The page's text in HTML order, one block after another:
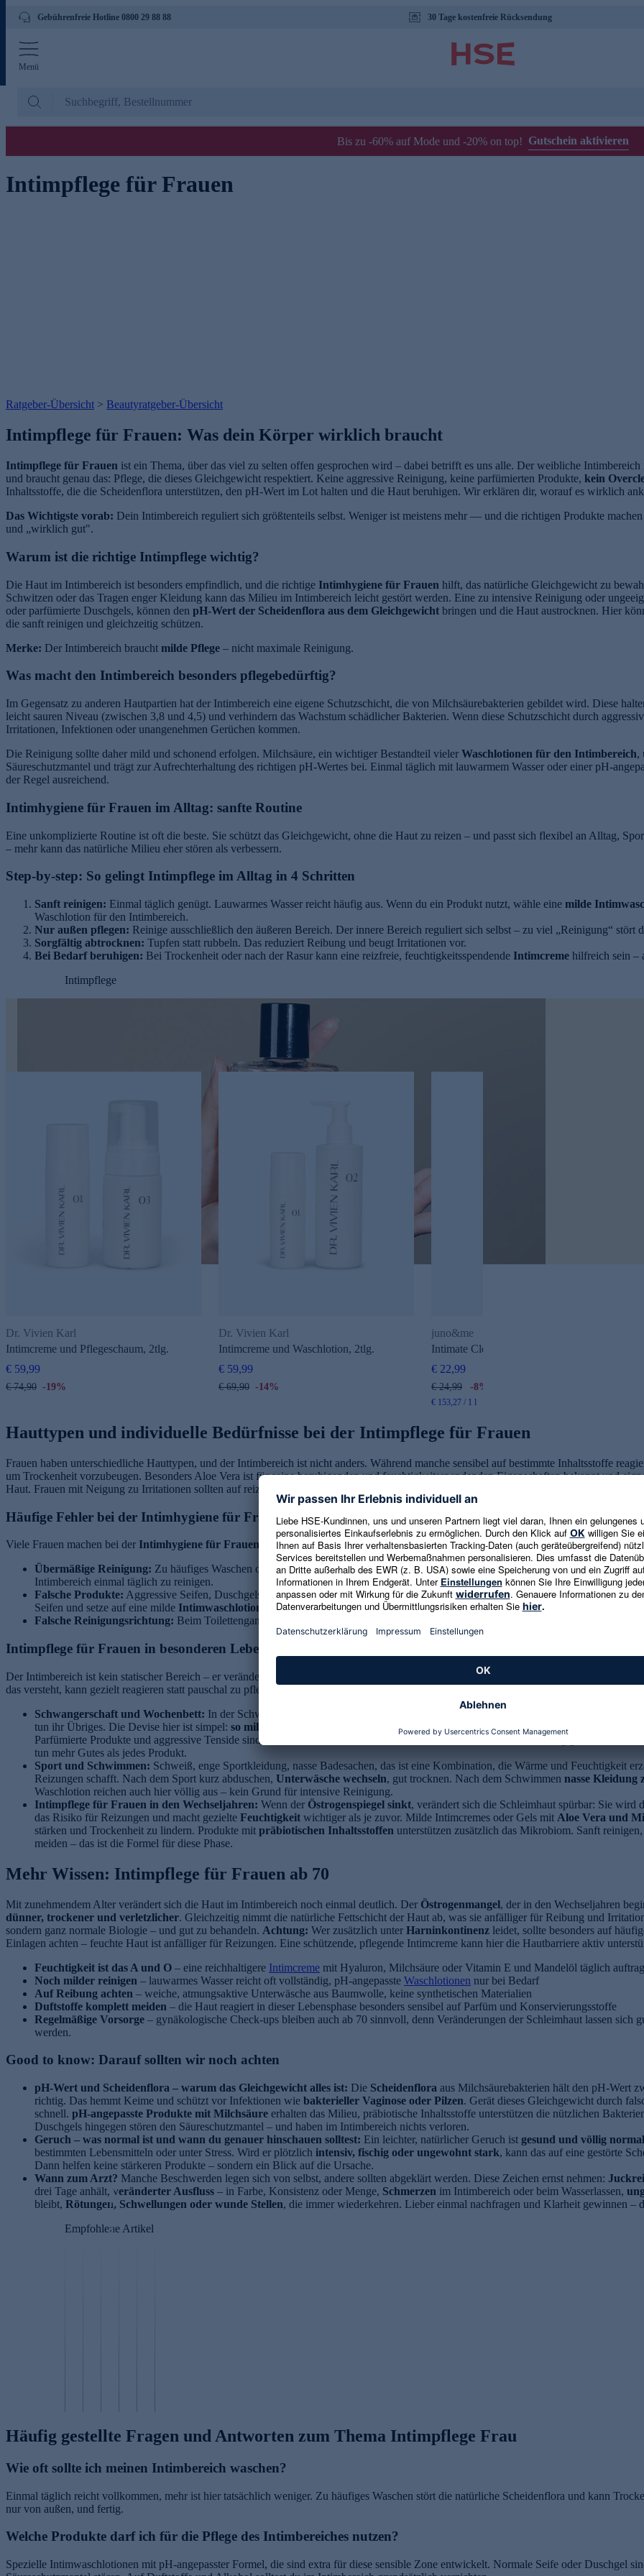
Gebührenfreie Hotline 0800 29 88 88 30 Tage kostenfreie Rücksendung
Menü
Bis zu -60% auf Mode und -20% on top! Gutschein aktivieren
Intimpflege für Frauen
Ratgeber-Übersicht > Beautyratgeber-Übersicht
Intimpflege für Frauen: Was dein Körper wirklich braucht
Intimpflege für Frauen ist ein Thema, über das viel zu selten offen gesprochen wird – dabei betrifft es uns alle. Der weibliche Intimbereich
und braucht genau das: Pflege, die dieses Gleichgewicht respektiert. Keine aggressive Reinigung, keine parfümierten Produkte, kein
Inhaltsstoffe, die die Scheidenflora unterstützen, den pH-Wert im Lot halten und die Haut beruhigen. Wir erklären dir, worauf es wirklich
Das Wichtigste vorab: Dein Intimbereich reguliert sich größtenteils selbst. Weniger ist meistens mehr — und die richtigen Produkte
und „wirklich gut".
Warum ist die richtige Intimpflege wichtig?
Die Haut im Intimbereich ist besonders empfindlich, und die richtige Intimhygiene für Frauen hilft, das natürliche Gleichgewicht zu
Schwitzen oder das Tragen enger Kleidung kann das Milieu im Intimbereich leicht gestört werden. Eine zu intensive Reinigung oder
oder parfümierte Duschgels, können den pH-Wert der Scheidenflora aus dem Gleichgewicht bringen und die Haut austrocknen. Hier
die sanft reinigen und gleichzeitig schützen.
Merke: Der Intimbereich braucht milde Pflege – nicht maximale Reinigung.
Was macht den Intimbereich besonders pflegebedürftig?
Im Gegensatz zu anderen Hautpartien hat der Intimbereich eine eigene Schutzschicht, die von Milchsäurebakterien gebildet wird. Diese
leicht sauren Niveau (zwischen 3,8 und 4,5) und verhindern das Wachstum schädlicher Bakterien. Wenn diese Schutzschicht durch
Irritationen, Infektionen oder unangenehmen Gerüchen kommen.
Die Reinigung sollte daher mild und schonend erfolgen. Milchsäure, ein wichtiger Bestandteil vieler Waschlotionen für den Intimbereich,
Säureschutzmantel und trägt zur Aufrechterhaltung des richtigen pH-Wertes bei. Einmal täglich mit lauwarmem Wasser oder einer pH-
der Regel ausreichend.
Intimhygiene für Frauen im Alltag: sanfte Routine
Eine unkomplizierte Routine ist oft die beste. Sie schützt das Gleichgewicht, ohne die Haut zu reizen – und passt sich flexibel an Alltag,
– mehr kann das natürliche Milieu eher stören als verbessern.
Step-by-step: So gelingt Intimpflege im Alltag in 4 Schritten
Sanft reinigen: Einmal täglich genügt. Lauwarmes Wasser reicht häufig aus. Wenn du ein Produkt nutzt, wähle eine milde
Waschlotion für den Intimbereich.
Nur außen pflegen: Reinige ausschließlich den äußeren Bereich. Der innere Bereich reguliert sich selbst – zu viel „Reinigung“ stört
Sorgfältig abtrocknen: Tupfen statt rubbeln. Das reduziert Reibung und beugt Irritationen vor.
Bei Bedarf beruhigen: Bei Trockenheit oder nach der Rasur kann eine reizfreie, feuchtigkeitsspendende Intimcreme hilfreich sein –
Intimpflege
Dr. Vivien Karl
Intimcreme und Pflegeschaum, 2tlg.
€ 59,99
€ 74,90 -19%
Dr. Vivien Karl
Intimcreme und Waschlotion, 2tlg.
€ 59,99
€ 69,90 -14%
juno&me
Intimate Cleansing Foam
€ 22,99
€ 24,99 -8%
€ 153,27 / 1 l
Hauttypen und individuelle Bedürfnisse bei der Intimpflege für Frauen
Frauen haben unterschiedliche Hauttypen, und der Intimbereich ist nicht anders. Während manche sensibel auf bestimmte Inhaltsstoffe
um Trockenheit vorzubeugen. Besonders Aloe Vera ist für seine beruhigenden und feuchtigkeitsspendenden Eigenschaften bekannt und
Haut. Frauen mit Neigung zu Irritationen sollten auf reizfreie
Häufige Fehler bei der Intimhygiene für Frauen
Viele Frauen machen bei der Intimhygiene für Frauen unbewusst Fehler, die zu Irritationen oder sogar Infektionen führen können. Zu den
Übermäßige Reinigung: Zu häufiges Waschen oder die Verwendung ungeeigneter Produkte kann die Haut austrocknen und die
Intimbereich einmal täglich zu reinigen.
Falsche Produkte: Aggressive Seifen, Duschgels oder parfümierte Produkte können denpH-Wert im Intimbereich
Seifen und setze auf eine milde Intimwaschlotion
oder pH-angepasste Waschlotion für den Intimbereich.
Falsche Reinigungsrichtung: Beim Toilettengang immer von vorne nach hinten wischen, um zu verhindern, dass Bakterien vom
Intimpflege für Frauen in besonderen Lebensphasen
Der Intimbereich ist kein statischer Bereich – er verändert sich mit dem Leben. Hormone, Schwangerschaft, Sport, Wechseljahre: jede
das versteht, kann gezielt reagieren statt pauschal zu pflegen.
Schwangerschaft und Wochenbett: In der Schwangerschaft ist das Gewebe stärker durchblutet, empfindlicher, oft feuchter.
tun ihr Übriges. Die Devise hier ist simpel: so mild wie möglich . Lauwarmes Wasser oder eine sehr sanfte, pH-angepasste
Parfümierte Produkte und aggressive Tenside sind in dieser Phase besonders fehl am Platz.
, häufig gewechselte
tun mehr Gutes als jedes Produkt.
Sport und Schwimmen: Schweiß, enge Sportkleidung, nasse Badesachen, das ist eine Kombination, die Wärme und Feuchtigkeit
Reizungen schafft. Nach dem Sport kurz abduschen, Unterwäsche wechseln, gut trocknen. Nach dem Schwimmen nasse Kleidung
Waschlotion reichen auch hier völlig aus – kein Grund für intensive Reinigung.
Intimpflege für Frauen in den Wechseljahren: Wenn der Östrogenspiegel sinkt, verändert sich die Schleimhaut spürbar: Sie wird
das Risiko für Reizungen und macht gezielte Feuchtigkeit wichtiger als je zuvor. Milde Intimcremes oder Gels mit Aloe Vera und
stärken und Trockenheit zu lindern. Produkte mit präbiotischen Inhaltsstoffen unterstützen zusätzlich das Mikrobiom. Sanft
meiden – das ist die Formel für diese Phase.
Mehr Wissen: Intimpflege für Frauen ab 70
Mit zunehmendem Alter verändert sich die Haut im Intimbereich noch einmal deutlich. Der Östrogenmangel, der in den Wechseljahren
dünner, trockener und verletzlicher. Gleichzeitig nimmt die natürliche Fettschicht der Haut ab, was sie anfälliger für Reibung und
sondern ganz normale Biologie – und gut zu behandeln. Achtung: Wer zusätzlich unter Harninkontinenz leidet, sollte besonders auf
Einlagen achten – feuchte Haut ist anfälliger für Reizungen. Eine schützende, pflegende Intimcreme kann hier die Hautbarriere aktiv
Feuchtigkeit ist das A und O – eine reichhaltigere Intimcreme mit Hyaluron, Milchsäure oder Vitamin E und Mandelöl täglich
Noch milder reinigen – lauwarmes Wasser reicht oft vollständig, pH-angepasste Waschlotionen nur bei Bedarf
Auf Reibung achten – weiche, atmungsaktive Unterwäsche aus Baumwolle, keine synthetischen Materialien
Duftstoffe komplett meiden – die Haut reagiert in dieser Lebensphase besonders sensibel auf Parfüm und Konservierungsstoffe
Regelmäßige Vorsorge – gynäkologische Check-ups bleiben auch ab 70 sinnvoll, denn Veränderungen der Schleimhaut lassen sich
werden.
Good to know: Darauf sollten wir noch achten
pH-Wert und Scheidenflora – warum das Gleichgewicht alles ist: Die Scheidenflora aus Milchsäurebakterien hält den pH-Wert
richtig. Das hemmt Keime und schützt vor Infektionen wie bakterieller Vaginose oder Pilzen. Gerät dieses Gleichgewicht durch
schnell. pH-angepasste Produkte mit Milchsäure erhalten das Milieu, präbiotische Inhaltsstoffe unterstützen die nützlichen
Duschgels hingegen stören den Säureschutzmantel – und haben im Intimbereich nichts verloren.
Geruch – was normal ist und wann du genauer hinschauen solltest: Ein leichter, natürlicher Geruch ist gesund und völlig normal
bestimmten Lebensmitteln oder unter Stress. Wird er plötzlich intensiv, fischig oder ungewohnt stark, kann das auf eine gestörte
Dann helfen keine stärkeren Produkte – sondern ein Blick auf die Ursache.
Wann zum Arzt? Manche Beschwerden legen sich von selbst, andere sollten abgeklärt werden. Diese Zeichen ernst nehmen:
drei Tage anhält, veränderter Ausfluss – in Farbe, Konsistenz oder Menge, Schmerzen im Intimbereich oder beim Wasserlassen,
bleibt, Rötungen, Schwellungen oder wunde Stellen, die immer wiederkehren. Lieber einmal nachfragen und Klarheit gewinnen –
Empfohlene Artikel
-
P
h
s
Häufig gestellte Fragen und Antworten zum Thema Intimpflege Frau
Wie oft sollte ich meinen Intimbereich waschen?
Einmal täglich reicht vollkommen, mehr ist hier tatsächlich weniger. Zu häufiges Waschen stört die natürliche Scheidenflora und kann
nur von außen, und fertig.
Welche Produkte darf ich für die Pflege des Intimbereiches nutzen?
Spezielle Intimwaschlotionen mit pH-angepasster Formel, die sind extra für diese sensible Zone entwickelt. Normale Seife oder Duschgel